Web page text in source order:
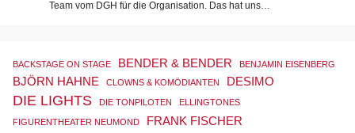
Team vom DGH für die Organisation. Das hat uns…
BACKSTAGE ON STAGE BENDER & BENDER BENJAMIN EISENBERG
BJÖRN HAHNE CLOWNS & KOMÖDIANTEN DESIMO
DIE LIGHTS DIE TONPILOTEN ELLINGTONES
FIGURENTHEATER NEUMOND FRANK FISCHER